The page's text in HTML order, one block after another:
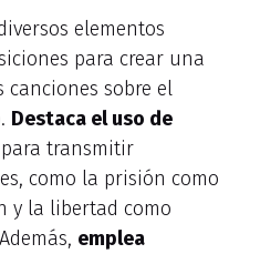
elementos
para crear una
canciones sobre el
Destaca el uso de
para transmitir
como la prisión como
y la libertad como
emplea